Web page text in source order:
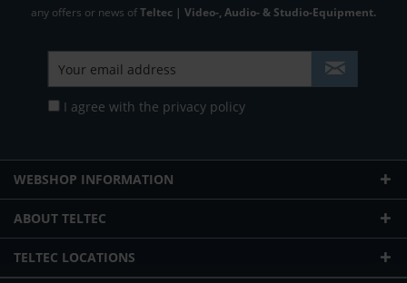
any offers or news ofTeltec | Video-, Audio- & Studio-Equipment.
I agree with the privacy policy
WEBSHOP INFORMATION
ABOUT TELTEC
TELTEC LOCATIONS